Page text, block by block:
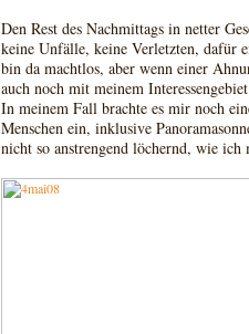
Den Rest des Nachmittags in netter
keine Unfälle, keine Verletzten, dafür
bin da machtlos, aber wenn einer
auch noch mit meinem
In meinem Fall brachte es mir noch
Menschen ein, inklusive
nicht so anstrengend löchernd, wie ich